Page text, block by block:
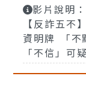
影片說明：
【反詐五不
資明牌 「不
「不信」可